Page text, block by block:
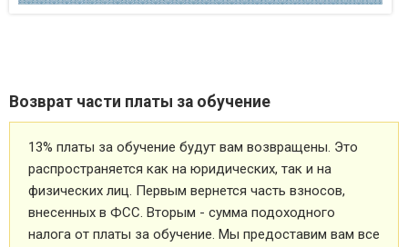
Возврат части платы за обучение
13% платы за обучение будут вам возвращены. Это
распространяется как на юридических, так и на
физических лиц. Первым вернется часть взносов,
внесенных в ФСС. Вторым - сумма подоходного
налога от платы за обучение. Мы предоставим вам все